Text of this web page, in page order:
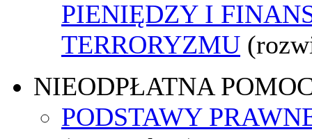
PIENIĘDZY I
TERRORYZMU
NIEODPŁATNA
PODSTAWY